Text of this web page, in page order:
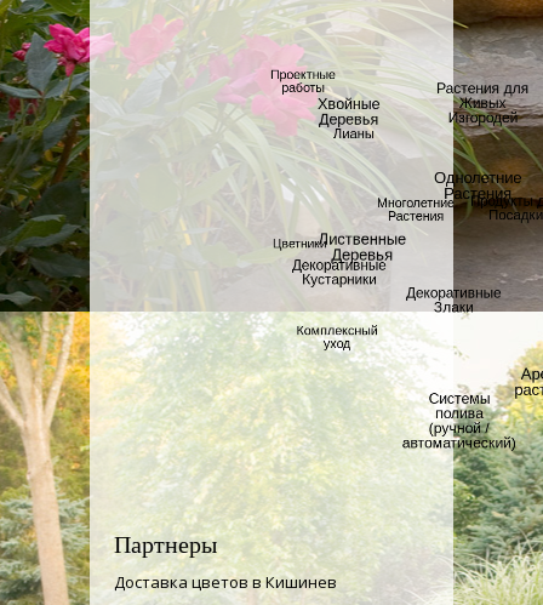
Партнеры
Доставка цветов в Кишинев